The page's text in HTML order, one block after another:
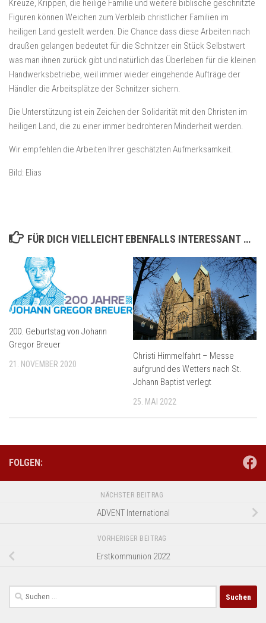
Kreuze, Krippen, die heilige Familie und weitere biblische geschnitzte
Figuren können Weichen zum Verbleib christlicher Familien im
heiligen Land gestellt werden. Die Chance dass diese Arbeiten nach
draußen gelangen bedeutet für die Schnitzer ein Stück Selbstwert
was man ihnen zurück gibt und natürlich das Überleben für die kleinen
Handwerksbetriebe, weil immer wieder eingehende Aufträge der
Händler die Arbeitsplätze der Schnitzer sichern.
Die Unterstützung ist ein Zeichen der Solidarität mit den Christen im
heiligen Land, die zu einer immer bedrohteren Minderheit werden.
Wir empfehlen die Arbeiten Ihrer geschätzten Aufmerksamkeit.
Bild: Elias
FÜR DICH VIELLEICHT EBENFALLS INTERESSANT …
200. Geburtstag von Johann
Gregor Breuer
21. NOVEMBER 2020
Christi Himmelfahrt – Messe
aufgrund des Wetters nach St.
Johann Baptist verlegt
25. MAI 2022
FOLGEN:
NÄCHSTER BEITRAG
ADVENT International
VORHERIGER BEITRAG
Erstkommunion 2022
Suchen
nach: